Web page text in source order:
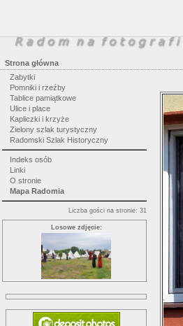
Strona główna
Zabytki
Pomniki i rzeźby
Tablice pamiątkowe
Ulice i place
Kapliczki i krzyże
Zielony szlak turystyczny
Radomski Szlak Historyczny
Indeks osób
Linki
O stronie
Mapa Radomia
Liczba gości na stronie: 31
Losowe zdjęcie: